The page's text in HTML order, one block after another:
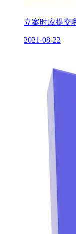
立案时应提交
2021-08-22